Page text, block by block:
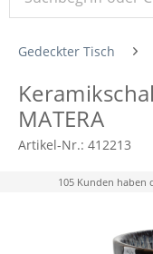
Gedeckter Tisch
MATERA
Artikel-Nr.: 412213
105 Kunden haben